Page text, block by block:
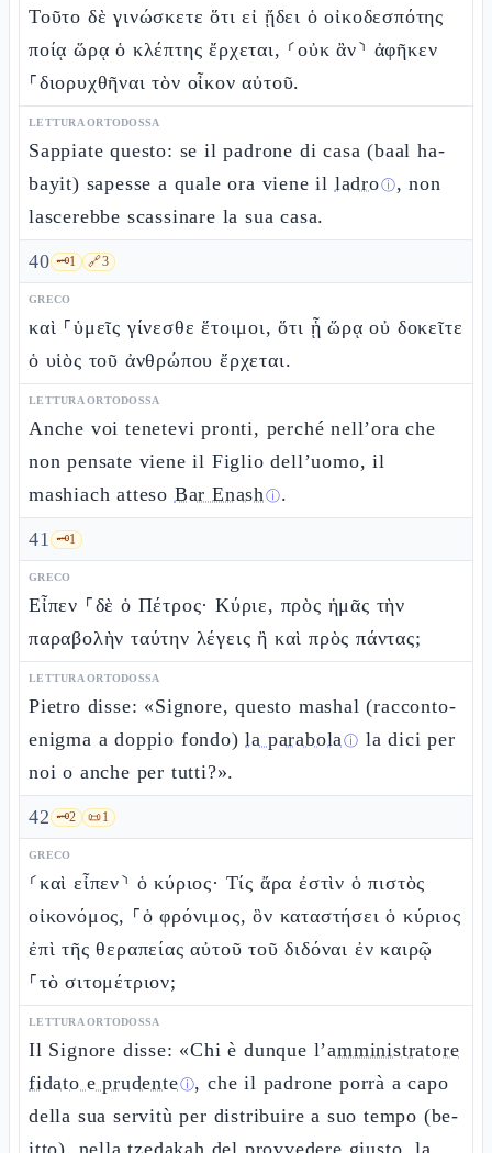
Τοῦτο δὲ γινώσκετε ὅτι εἰ ᾔδει ὁ οἰκοδεσπότης
ποίᾳ ὥρᾳ ὁ κλέπτης ἔρχεται, ⸂οὐκ ἂν⸃ ἀφῆκεν
⸀διορυχθῆναι τὸν οἶκον αὐτοῦ.
LETTURA ORTODOSSA
Sappiate questo: se il padrone di casa (baal ha-
bayit) sapesse a quale ora viene il ladroⓘ, non
lascerebbe scassinare la sua casa.
40 🗝️1 🔗3
GRECO
καὶ ⸀ὑμεῖς γίνεσθε ἕτοιμοι, ὅτι ᾗ ὥρᾳ οὐ δοκεῖτε
ὁ υἱὸς τοῦ ἀνθρώπου ἔρχεται.
LETTURA ORTODOSSA
Anche voi tenetevi pronti, perché nell’ora che
non pensate viene il Figlio dell’uomo, il
mashiach atteso Bar Enashⓘ.
41 🗝️1
GRECO
Εἶπεν ⸀δὲ ὁ Πέτρος· Κύριε, πρὸς ἡμᾶς τὴν
παραβολὴν ταύτην λέγεις ἢ καὶ πρὸς πάντας;
LETTURA ORTODOSSA
Pietro disse: «Signore, questo mashal (racconto-
enigma a doppio fondo)la parabolaⓘ la dici per
noi o anche per tutti?».
42 🗝️2 📜1
GRECO
⸂καὶ εἶπεν⸃ ὁ κύριος· Τίς ἄρα ἐστὶν ὁ πιστὸς
οἰκονόμος, ⸀ὁ φρόνιμος, ὃν καταστήσει ὁ κύριος
ἐπὶ τῆς θεραπείας αὐτοῦ τοῦ διδόναι ἐν καιρῷ
⸀τὸ σιτομέτριον;
LETTURA ORTODOSSA
Il Signore disse: «Chi è dunque l’amministratore
fidato e prudenteⓘ, che il padrone porrà a capo
della sua servitù per distribuire a suo tempo (be-
itto), nella tzedakah del provvedere giusto, la